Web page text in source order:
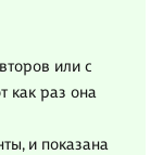
или с
как раз она
и показана